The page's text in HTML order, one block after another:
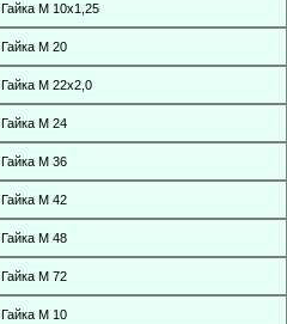
Гайка М 10х1,25
Гайка М 20
Гайка М 22х2,0
Гайка М 24
Гайка М 36
Гайка М 42
Гайка М 48
Гайка М 72
Гайка М 10